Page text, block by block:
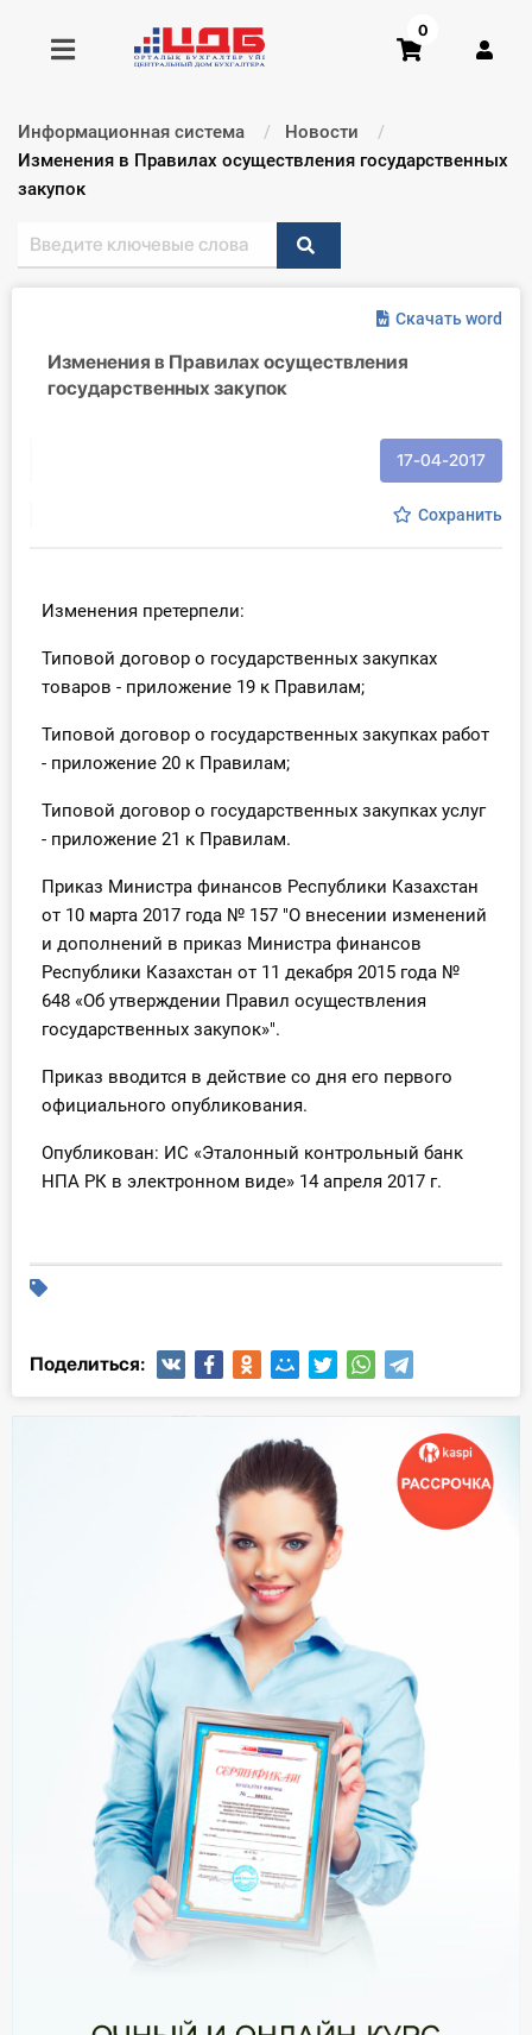
Получить консультацию
Главная ИС
Консультации
Вебинары
Справочник бухгалтера
Участник ВЭД
Кадры. Труд. Зарплата.
Учет по отраслям
Юридический помощник
Интернет-магазин
О Системе
Тарифы
0
Информационная система
Новости
Текущий:
Изменения в Правилах осуществления государственных
закупок
Скачать word
Изменения в Правилах осуществления
государственных закупок
17-04-2017
Сохранить
Изменения претерпели:
Типовой договор о государственных закупках
товаров - приложение 19 к Правилам;
Типовой договор о государственных закупках работ
- приложение 20 к Правилам;
Типовой договор о государственных закупках услуг
- приложение 21 к Правилам.
Приказ Министра финансов Республики Казахстан
от 10 марта 2017 года № 157 "О внесении изменений
и дополнений в приказ Министра финансов
Республики Казахстан от 11 декабря 2015 года №
648 «Об утверждении Правил осуществления
государственных закупок»".
Приказ вводится в действие со дня его первого
официального опубликования.
Опубликован: ИС «Эталонный контрольный банк
НПА РК в электронном виде» 14 апреля 2017 г.
Поделиться: